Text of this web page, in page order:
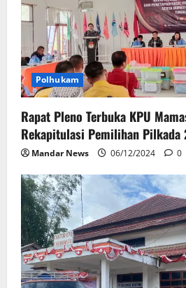
Polhukam
Rapat Pleno Terbuka KPU
Rekapitulasi Pemilihan Pilkada
Mandar News 06/12/2024 0